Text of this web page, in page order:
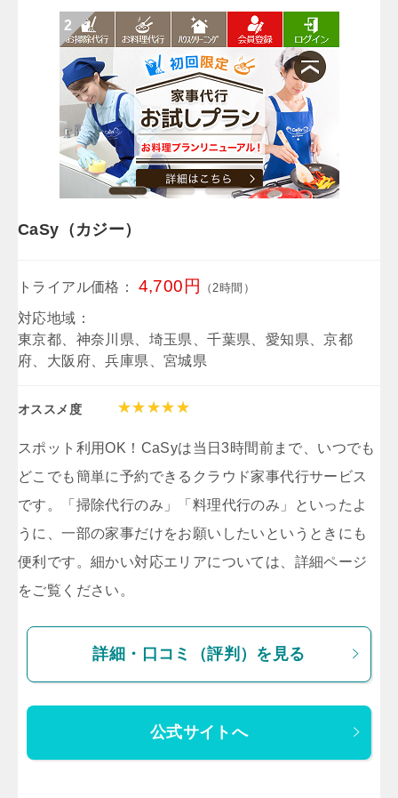
CaSy（カジー）
トライアル価格： 4,700円 （2時間）
対応地域：
東京都、神奈川県、埼玉県、千葉県、愛知県、京都
府、大阪府、兵庫県、宮城県
オススメ度
スポット利用OK！CaSyは当日3時間前まで、いつでも
どこでも簡単に予約できるクラウド家事代行サービス
です。「掃除代行のみ」「料理代行のみ」といったよ
うに、一部の家事だけをお願いしたいというときにも
便利です。細かい対応エリアについては、詳細ページ
をご覧ください。
詳細・口コミ（評判）を見る
公式サイトへ